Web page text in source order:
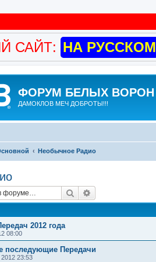
САЙТ: НА РУССКОМ
ФОРУМ БЕЛЫХ ВОРОН
ДАМОКЛОВ МЕЧ ДОБРОТЫ!!!
Необычное Радио
Поиск
2012 года
08:00
последующие Передачи
23:53